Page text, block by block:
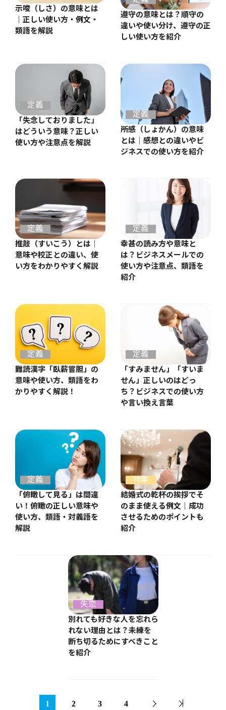
示唆（しさ）の意味とは
｜正しい使い方・例文・
類語を解説
遵守の意味とは？順守の
違いや使い分け、遵守の正
しい使い方を紹介
定義
「失念しておりました」
はどういう意味？正しい
使い方や注意点を解説
定義
所感（しょかん）の意味
とは｜感想との違いやビ
ジネスでの使い方を紹介
定義
推敲（すいこう）とは｜
意味や校正との違い、使
い方をわかりやすく解説
定義
幸甚の読み方や意味と
は？ビジネスメールでの
使い方や注意点、類語を
紹介
定義
難読漢字「臥薪嘗胆」の
意味や使い方、類語をわ
かりやすく解説！
定義
「すみません」「すいま
せん」正しいのはどっ
ち？ビジネスでの使い方
や言い換え言葉
定義
「俯瞰して見る」は間違
い！俯瞰の正しい意味や
使い方、類語・対義語を
解説
特集
結婚式の乾杯の挨拶でそ
のまま使える例文｜成功
させるためのポイントも
紹介
失恋
別れても好きな人を忘れら
れない理由とは？未練を
断ち切るためにすべきこと
を紹介
1 2 3 4